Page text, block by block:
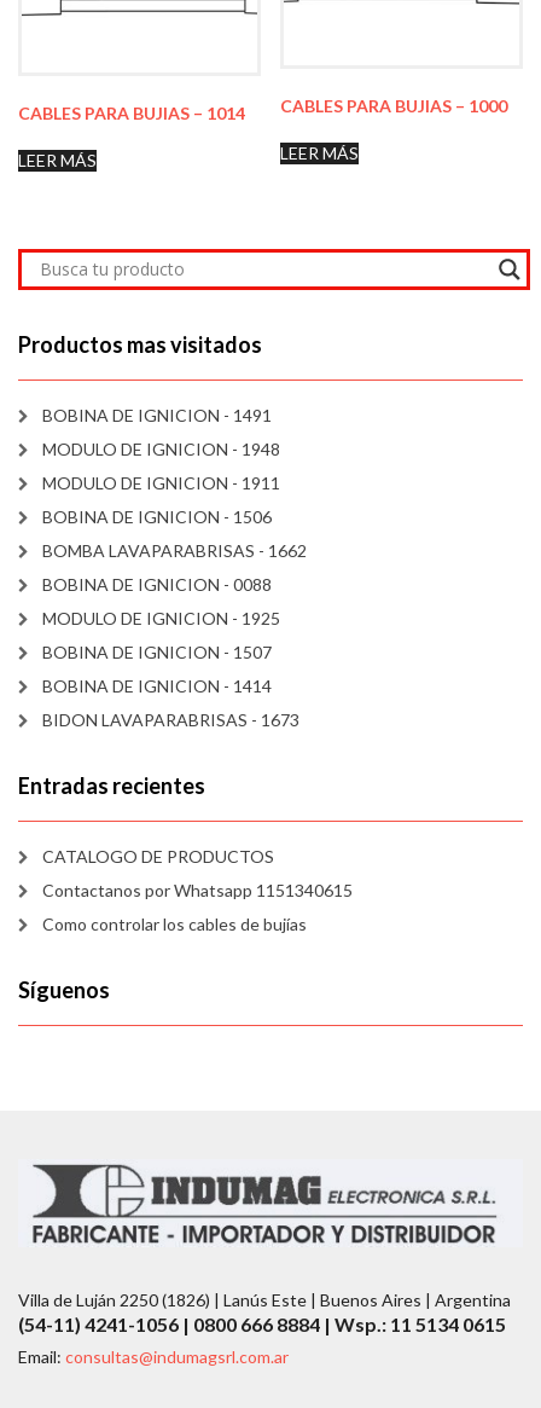
CABLES PARA BUJIAS – 1014
LEER MÁS
CABLES PARA BUJIAS – 1000
LEER MÁS
Productos mas visitados
BOBINA DE IGNICION - 1491
MODULO DE IGNICION - 1948
MODULO DE IGNICION - 1911
BOBINA DE IGNICION - 1506
BOMBA LAVAPARABRISAS - 1662
BOBINA DE IGNICION - 0088
MODULO DE IGNICION - 1925
BOBINA DE IGNICION - 1507
BOBINA DE IGNICION - 1414
BIDON LAVAPARABRISAS - 1673
Entradas recientes
CATALOGO DE PRODUCTOS
Contactanos por Whatsapp 1151340615
Como controlar los cables de bujías
Síguenos
Villa de Luján 2250 (1826) | Lanús Este | Buenos Aires | Argentina
(54-11) 4241-1056 | 0800 666 8884 | Wsp.: 11 5134 0615
Email: consultas@indumagsrl.com.ar